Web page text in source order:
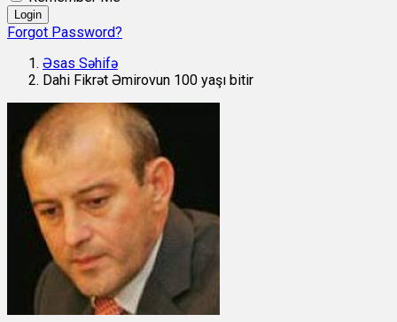
Login
Forgot Password?
Əsas Səhifə
Dahi Fikrət Əmirovun 100 yaşı bitir